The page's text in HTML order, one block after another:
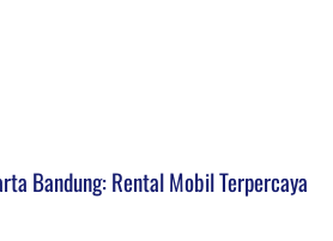
Bandung: Rental Mobil Terpercaya